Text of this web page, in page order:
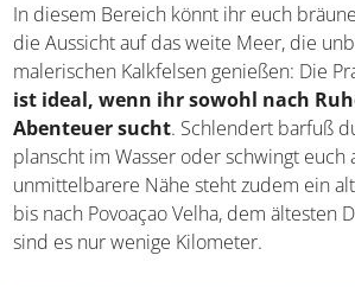
In diesem Bereich könnt ihr euch
die Aussicht auf das weite Meer, die
malerischen Kalkfelsen genießen: Die
ist ideal, wenn ihr sowohl nach
Abenteuer sucht. Schlendert barfuß
planscht im Wasser oder schwingt euch
unmittelbarere Nähe steht zudem ein
bis nach Povoaçao Velha, dem ältesten
sind es nur wenige Kilometer.